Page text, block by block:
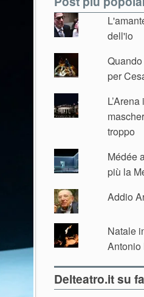
dell'io
per
troppo
Médée
più la
Addio
Natale
Antonio
Delteatro.it su